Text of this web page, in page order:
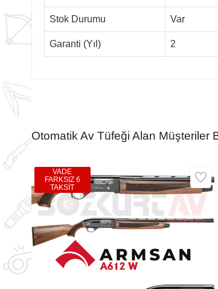
Stok Durumu Var
Garanti (Yıl) 2
Otomatik Av Tüfeği Alan Müşteriler
VADE
FARKSIZ 6
TAKSİT